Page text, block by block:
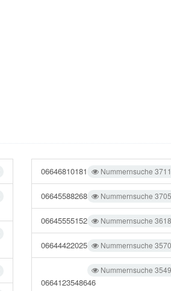
Nummernsuche
06646810181
Nummernsuche
06645588268
Nummernsuche
06645555152
Nummernsuche
06644422025
Nummernsuche
0664123548646